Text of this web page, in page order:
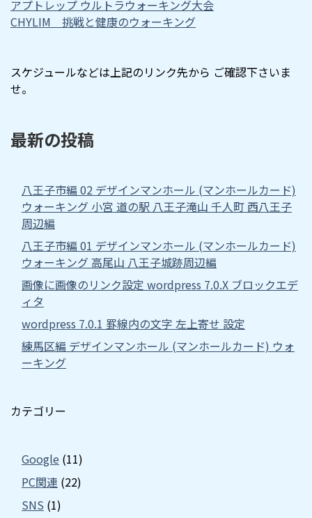
アプトレップ ウルトラウォーキング大会
CHYLIM 挑戦と健康のウォーキング
スケジュールなどは上記のリンク先から ご確認下さいま
せ。
最新の投稿
八王子市編 02 デザインマンホール (マンホールカード)
ウォーキング 小宮 道の駅 八王子滝山 千人町 西八王子
周辺編
八王子市編 01 デザインマンホール (マンホールカード)
ウォーキング 高尾山 八王子城跡周辺編
画像に画像のリンク設定 wordpress 7.0.X ブロックエデ
ィタ
wordpress 7.0.1 罫線内の文字 左上寄せ 設定
練馬区編 デザインマンホール (マンホールカード) ウォ
ーキング
カテゴリー
Google (11)
PC関連 (22)
SNS (1)